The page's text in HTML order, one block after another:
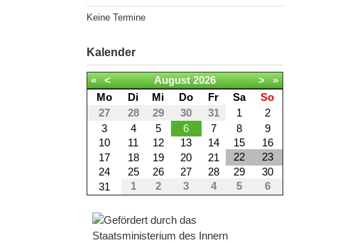
Keine Termine
Kalender
« < August 2026 >
»
Mo
Di Mi Do Fr Sa
So
27
28 29 30 31 1
2
3
4 5 6 7 8
9
10
11 12 13 14 15
16
17
18 19 20 21 22
23
24
25 26 27 28 29
30
31
1 2 3 4 5 6